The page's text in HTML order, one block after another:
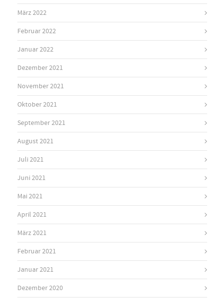
März 2022
Februar 2022
Januar 2022
Dezember 2021
November 2021
Oktober 2021
September 2021
August 2021
Juli 2021
Juni 2021
Mai 2021
April 2021
März 2021
Februar 2021
Januar 2021
Dezember 2020